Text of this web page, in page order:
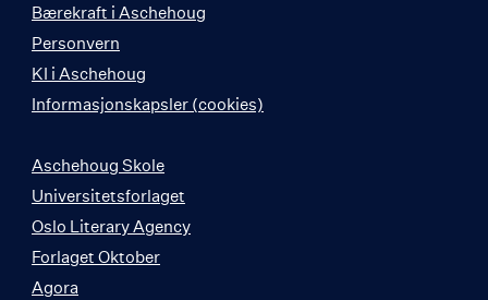
Bærekraft i Aschehoug
Personvern
KI i Aschehoug
Informasjonskapsler (cookies)
Aschehoug Skole
Universitetsforlaget
Oslo Literary Agency
Forlaget Oktober
Agora